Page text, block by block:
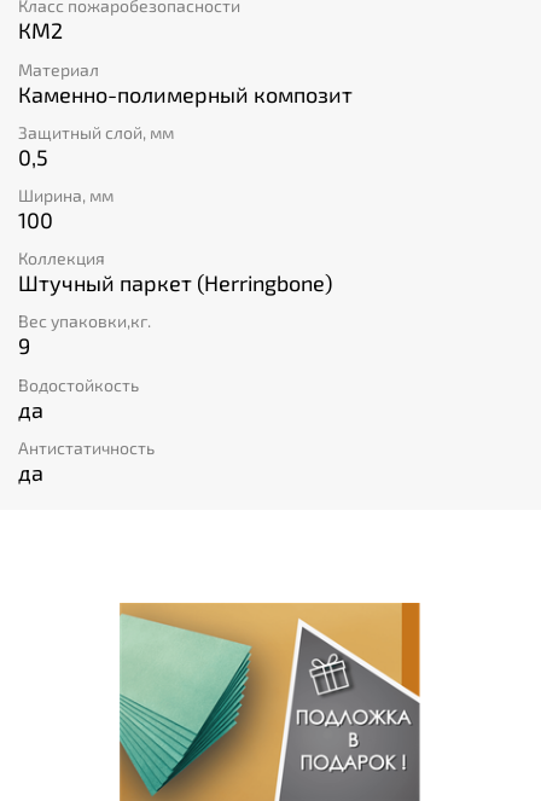
Класс пожаробезопасности
КМ2
Материал
Каменно-полимерный композит
Защитный слой, мм
0,5
Ширина, мм
100
Коллекция
Штучный паркет (Herringbone)
Вес упаковки,кг.
9
Водостойкость
да
Антистатичность
да